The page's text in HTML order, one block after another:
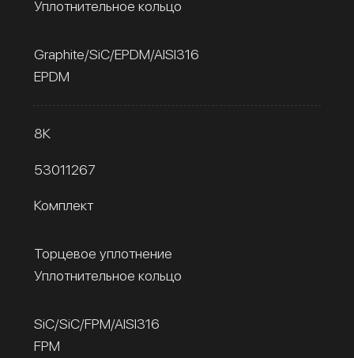
Уплотнительное кольцо
Graphite/SiC/EPDM/AISI316
EPDM
8К
53011267
Комплект
Торцевое уплотнение
Уплотнительное кольцо
SiC/SiC/FPM/AISI316
FPM